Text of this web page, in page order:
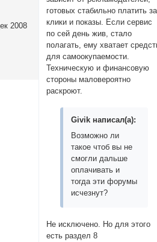
2008
готовых стабильно платить за
клики и показы. Если сервис
по сей день жив, стало
полагать, ему хватает
для самоокупаемости.
Техническую и финансовую
стороны маловероятно
раскроют.
Givik написал(а):
Возможно ли
такое чтоб вы не
смогли дальше
оплачивать и
тогда эти форумы
исчезнут?
Не исключено. Но для этого
есть раздел 8